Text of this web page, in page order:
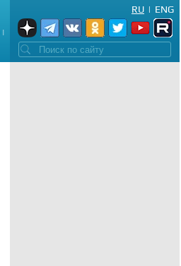
ENG
|
RU